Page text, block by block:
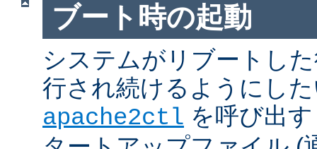
ブート時の起動
システムがリブートし
行され続けるようにし
apache2ctl を呼び出